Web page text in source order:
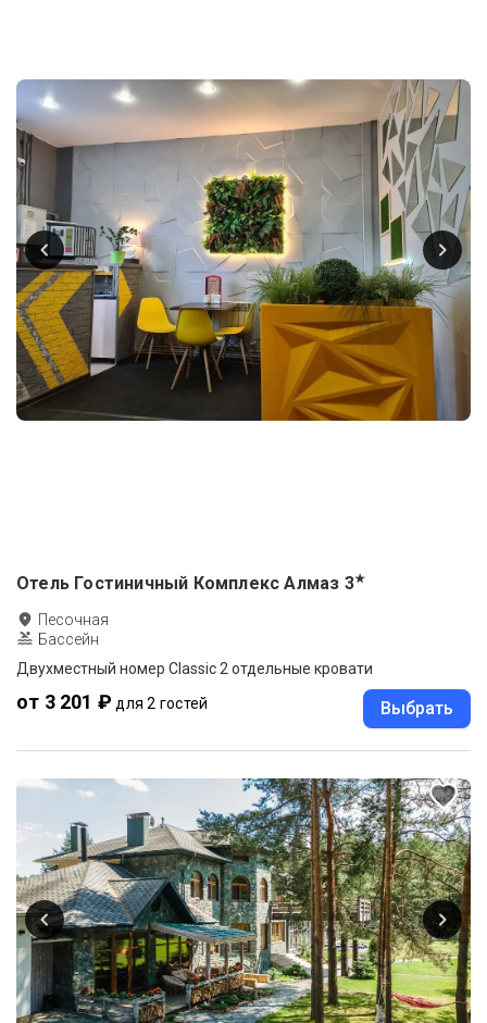
Отель Гостиничный Комплекс Алмаз 3★
Песочная
Бассейн
Двухместный номер Classic 2 отдельные кровати
от 3 201 ₽ для 2 гостей Выбрать